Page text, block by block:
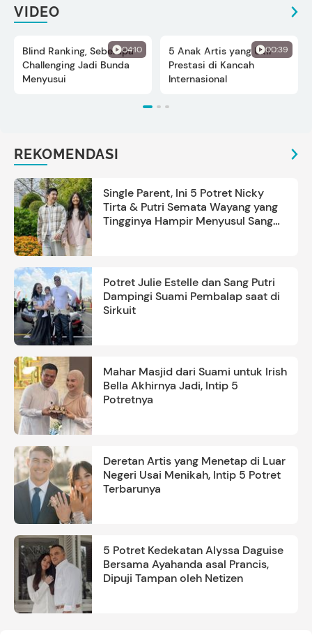
VIDEO
04:10
Blind Ranking, Seberapa
Challenging Jadi Bunda
Menyusui
00:39
5 Anak Artis yang Ukir
Prestasi di Kancah
Internasional
REKOMENDASI
Single Parent, Ini 5 Potret Nicky
Tirta & Putri Semata Wayang yang
Tingginya Hampir Menyusul Sang
Potret Julie Estelle dan Sang Putri
Dampingi Suami Pembalap saat di
Sirkuit
Mahar Masjid dari Suami untuk Irish
Bella Akhirnya Jadi, Intip 5
Potretnya
Deretan Artis yang Menetap di Luar
Negeri Usai Menikah, Intip 5 Potret
Terbarunya
5 Potret Kedekatan Alyssa Daguise
Bersama Ayahanda asal Prancis,
Dipuji Tampan oleh Netizen